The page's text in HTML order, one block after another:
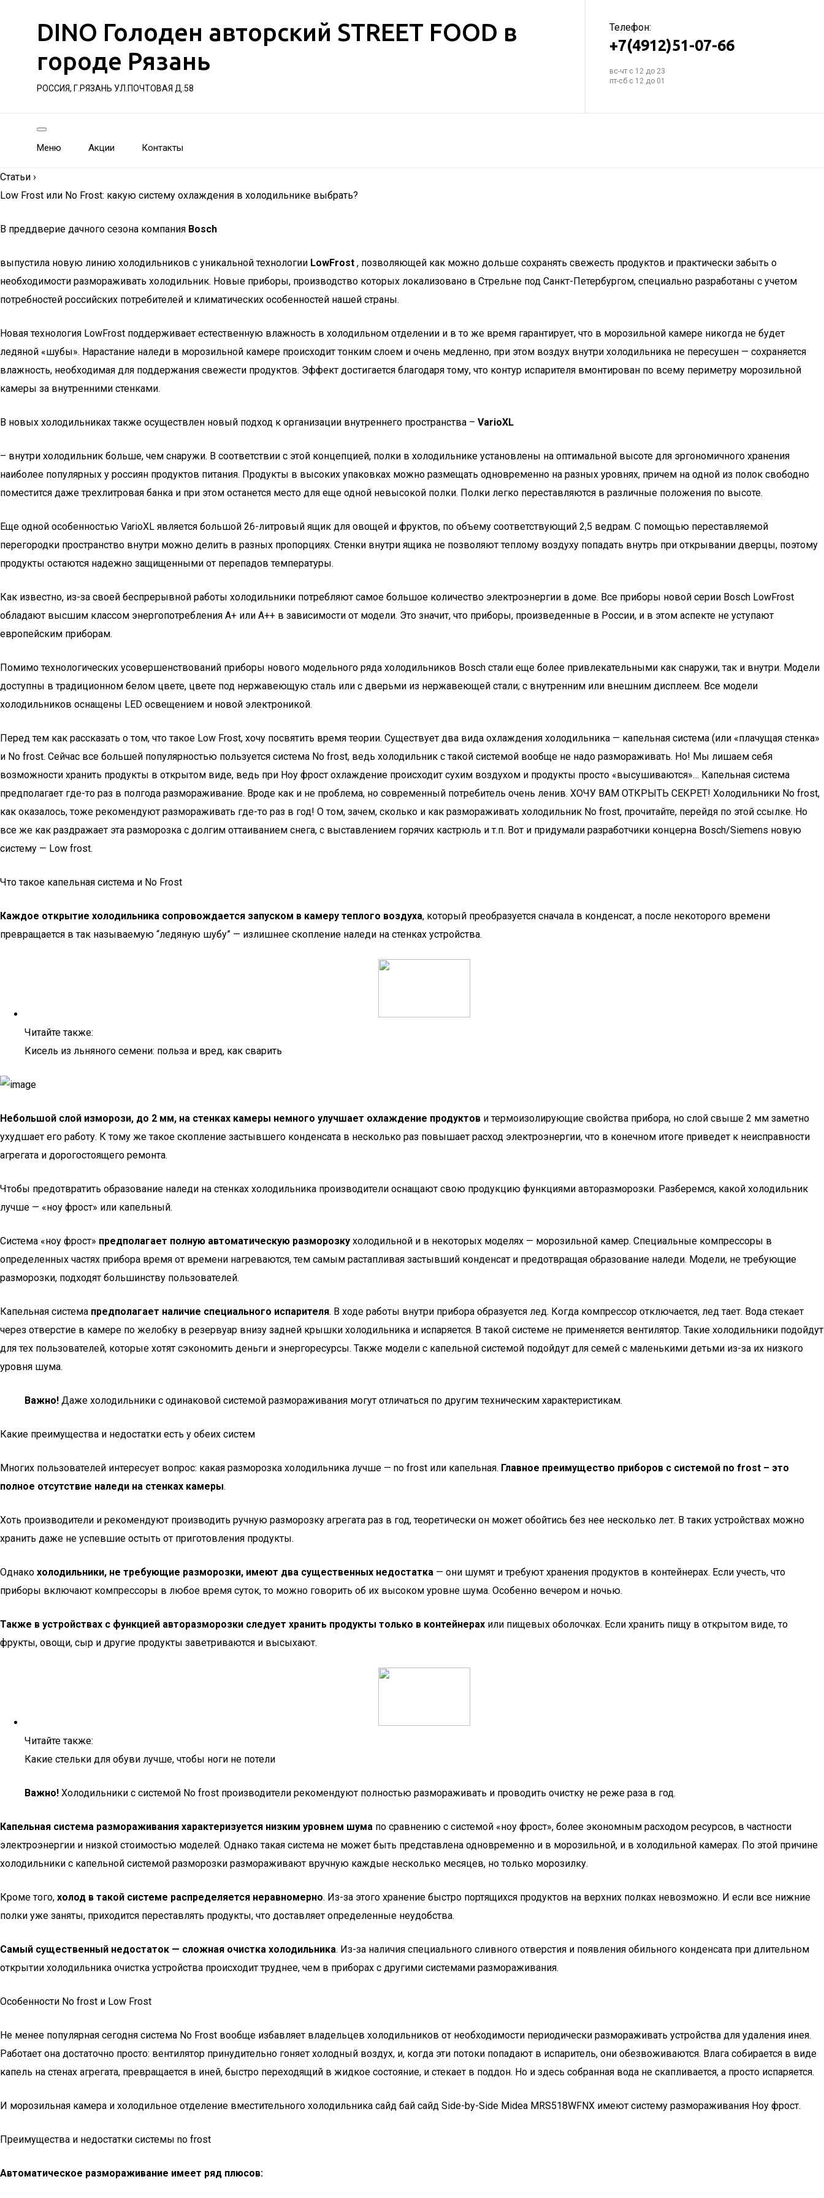
DINO Голоден авторский STREET FOOD в
городе Рязань
РОССИЯ, Г.РЯЗАНЬ УЛ.ПОЧТОВАЯ Д.58
Телефон:
+7(4912)51-07-66
вс-чт с 12 до 23
пт-сб с 12 до 01
Меню Акции Контакты
Статьи ›
Low Frost или No Frost: какую систему охлаждения в холодильнике выбрать?
В преддверие дачного сезона компания Bosch
выпустила новую линию холодильников с уникальной технологии LowFrost , позволяющей как можно дольше сохранять свежесть продуктов и практически забыть о
необходимости размораживать холодильник. Новые приборы, производство которых локализовано в Стрельне под Санкт-Петербургом, специально разработаны с учетом
потребностей российских потребителей и климатических особенностей нашей страны.
Новая технология LowFrost поддерживает естественную влажность в холодильном отделении и в то же время гарантирует, что в морозильной камере никогда не будет
ледяной «шубы». Нарастание наледи в морозильной камере происходит тонким слоем и очень медленно, при этом воздух внутри холодильника не пересушен — сохраняется
влажность, необходимая для поддержания свежести продуктов. Эффект достигается благодаря тому, что контур испарителя вмонтирован по всему периметру морозильной
камеры за внутренними стенками.
В новых холодильниках также осуществлен новый подход к организации внутреннего пространства – VarioXL
– внутри холодильник больше, чем снаружи. В соответствии с этой концепцией, полки в холодильнике установлены на оптимальной высоте для эргономичного хранения
наиболее популярных у россиян продуктов питания. Продукты в высоких упаковках можно размещать одновременно на разных уровнях, причем на одной из полок свободно
поместится даже трехлитровая банка и при этом останется место для еще одной невысокой полки. Полки легко переставляются в различные положения по высоте.
Еще одной особенностью VarioXL является большой 26-литровый ящик для овощей и фруктов, по объему соответствующий 2,5 ведрам. С помощью переставляемой
перегородки пространство внутри можно делить в разных пропорциях. Стенки внутри ящика не позволяют теплому воздуху попадать внутрь при открывании дверцы, поэтому
продукты остаются надежно защищенными от перепадов температуры.
Как известно, из-за своей беспрерывной работы холодильники потребляют самое большое количество электроэнергии в доме. Все приборы новой серии Bosch LowFrost
обладают высшим классом энергопотребления А+ или А++ в зависимости от модели. Это значит, что приборы, произведенные в России, и в этом аспекте не уступают
европейским приборам.
Помимо технологических усовершенствований приборы нового модельного ряда холодильников Bosch стали еще более привлекательными как снаружи, так и внутри. Модели
доступны в традиционном белом цвете, цвете под нержавеющую сталь или с дверьми из нержавеющей стали; с внутренним или внешним дисплеем. Все модели
холодильников оснащены LED освещением и новой электроникой.
Перед тем как рассказать о том, что такое Low Frost, хочу посвятить время теории. Существует два вида охлаждения холодильника — капельная система (или «плачущая стенка»
и No frost. Сейчас все большей популярностью пользуется система No frost, ведь холодильник с такой системой вообще не надо размораживать. Но! Мы лишаем себя
возможности хранить продукты в открытом виде, ведь при Ноу фрост охлаждение происходит сухим воздухом и продукты просто «высушиваются»… Капельная система
предполагает где-то раз в полгода размораживание. Вроде как и не проблема, но современный потребитель очень ленив. ХОЧУ ВАМ ОТКРЫТЬ СЕКРЕТ! Холодильники No frost,
как оказалось, тоже рекомендуют размораживать где-то раз в год! О том, зачем, сколько и как размораживать холодильник No frost, прочитайте, перейдя по этой ссылке. Но
все же как раздражает эта разморозка с долгим оттаиванием снега, с выставлением горячих кастрюль и т.п. Вот и придумали разработчики концерна Bosch/Siemens новую
систему — Low frost.
Что такое капельная система и No Frost
Каждое открытие холодильника сопровождается запуском в камеру теплого воздуха, который преобразуется сначала в конденсат, а после некоторого времени
превращается в так называемую “ледяную шубу” — излишнее скопление наледи на стенках устройства.
Читайте также:
Кисель из льняного семени: польза и вред, как сварить
Небольшой слой изморози, до 2 мм, на стенках камеры немного улучшает охлаждение продуктов и термоизолирующие свойства прибора, но слой свыше 2 мм заметно
ухудшает его работу. К тому же такое скопление застывшего конденсата в несколько раз повышает расход электроэнергии, что в конечном итоге приведет к неисправности
агрегата и дорогостоящего ремонта.
Чтобы предотвратить образование наледи на стенках холодильника производители оснащают свою продукцию функциями авторазморозки. Разберемся, какой холодильник
лучше — «ноу фрост» или капельный.
Система «ноу фрост» предполагает полную автоматическую разморозку холодильной и в некоторых моделях — морозильной камер. Специальные компрессоры в
определенных частях прибора время от времени нагреваются, тем самым растапливая застывший конденсат и предотвращая образование наледи. Модели, не требующие
разморозки, подходят большинству пользователей.
Капельная система предполагает наличие специального испарителя. В ходе работы внутри прибора образуется лед. Когда компрессор отключается, лед тает. Вода стекает
через отверстие в камере по желобку в резервуар внизу задней крышки холодильника и испаряется. В такой системе не применяется вентилятор. Такие холодильники подойдут
для тех пользователей, которые хотят сэкономить деньги и энергоресурсы. Также модели с капельной системой подойдут для семей с маленькими детьми из-за их низкого
уровня шума.
Важно! Даже холодильники с одинаковой системой размораживания могут отличаться по другим техническим характеристикам.
Какие преимущества и недостатки есть у обеих систем
Многих пользователей интересует вопрос: какая разморозка холодильника лучше — no frost или капельная. Главное преимущество приборов с системой no frost – это
полное отсутствие наледи на стенках камеры.
Хоть производители и рекомендуют производить ручную разморозку агрегата раз в год, теоретически он может обойтись без нее несколько лет. В таких устройствах можно
хранить даже не успевшие остыть от приготовления продукты.
Однако холодильники, не требующие разморозки, имеют два существенных недостатка — они шумят и требуют хранения продуктов в контейнерах. Если учесть, что
приборы включают компрессоры в любое время суток, то можно говорить об их высоком уровне шума. Особенно вечером и ночью.
Также в устройствах с функцией авторазморозки следует хранить продукты только в контейнерах или пищевых оболочках. Если хранить пищу в открытом виде, то
фрукты, овощи, сыр и другие продукты заветриваются и высыхают.
Читайте также:
Какие стельки для обуви лучше, чтобы ноги не потели
Важно! Холодильники с системой No frost производители рекомендуют полностью размораживать и проводить очистку не реже раза в год.
Капельная система размораживания характеризуется низким уровнем шума по сравнению с системой «ноу фрост», более экономным расходом ресурсов, в частности
электроэнергии и низкой стоимостью моделей. Однако такая система не может быть представлена одновременно и в морозильной, и в холодильной камерах. По этой причине
холодильники с капельной системой разморозки размораживают вручную каждые несколько месяцев, но только морозилку.
Кроме того, холод в такой системе распределяется неравномерно. Из-за этого хранение быстро портящихся продуктов на верхних полках невозможно. И если все нижние
полки уже заняты, приходится переставлять продукты, что доставляет определенные неудобства.
Самый существенный недостаток — сложная очистка холодильника. Из-за наличия специального сливного отверстия и появления обильного конденсата при длительном
открытии холодильника очистка устройства происходит труднее, чем в приборах с другими системами размораживания.
Особенности No frost и Low Frost
Не менее популярная сегодня система No Frost вообще избавляет владельцев холодильников от необходимости периодически размораживать устройства для удаления инея.
Работает она достаточно просто: вентилятор принудительно гоняет холодный воздух, и, когда эти потоки попадают в испаритель, они обезвоживаются. Влага собирается в виде
капель на стенах агрегата, превращается в иней, быстро переходящий в жидкое состояние, и стекает в поддон. Но и здесь собранная вода не скапливается, а просто испаряется.
И морозильная камера и холодильное отделение вместительного холодильника сайд бай сайд Side-by-Side Midea MRS518WFNX имеют систему размораживания Ноу фрост.
Преимущества и недостатки системы no frost
Автоматическое размораживание имеет ряд плюсов: